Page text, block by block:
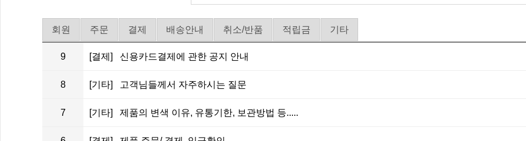
회원 주문 결제 배송안내 취소/반품 적립금 기타
9 [결제] 신용카드결제에 관한 공지 안내
8 [기타] 고객님들께서 자주하시는 질문
7 [기타] 제품의 변색 이유, 유통기한, 보관방법 등.....